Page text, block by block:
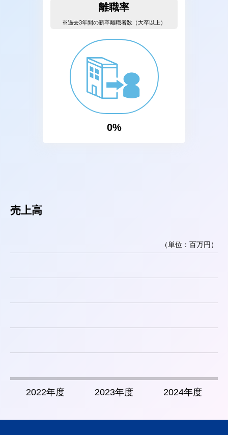
離職率
※過去3年間の新卒離職者数（大卒以上）
0%
売上高
（単位：百万円）
2022年度 2023年度 2024年度